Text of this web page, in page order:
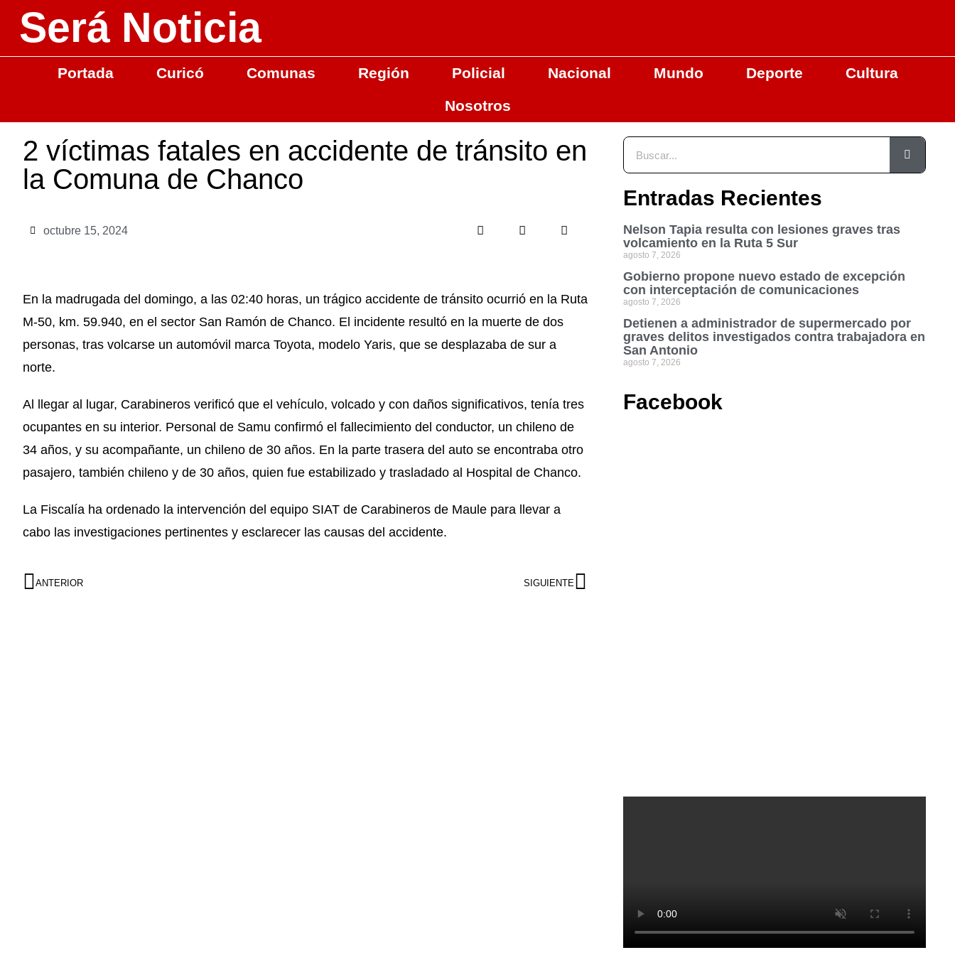
Será Noticia
Portada Curicó Comunas Región Policial Nacional Mundo Deporte
Cultura
Nosotros
2 víctimas fatales en accidente de tránsito en
la Comuna de Chanco
octubre 15, 2024
En la madrugada del domingo, a las 02:40 horas, un trágico accidente de tránsito ocurrió en la Ruta
M-50, km. 59.940, en el sector San Ramón de Chanco. El incidente resultó en la muerte de dos
personas, tras volcarse un automóvil marca Toyota, modelo Yaris, que se desplazaba de sur a
norte.
Al llegar al lugar, Carabineros verificó que el vehículo, volcado y con daños significativos, tenía tres
ocupantes en su interior. Personal de Samu confirmó el fallecimiento del conductor, un chileno de
34 años, y su acompañante, un chileno de 30 años. En la parte trasera del auto se encontraba otro
pasajero, también chileno y de 30 años, quien fue estabilizado y trasladado al Hospital de Chanco.
La Fiscalía ha ordenado la intervención del equipo SIAT de Carabineros de Maule para llevar a
cabo las investigaciones pertinentes y esclarecer las causas del accidente.
ANTERIOR SIGUIENTE
Entradas Recientes
Nelson Tapia resulta con lesiones graves tras
volcamiento en la Ruta 5 Sur
agosto 7, 2026
Gobierno propone nuevo estado de excepción
con interceptación de comunicaciones
agosto 7, 2026
Detienen a administrador de supermercado por
graves delitos investigados contra trabajadora en
San Antonio
agosto 7, 2026
Facebook